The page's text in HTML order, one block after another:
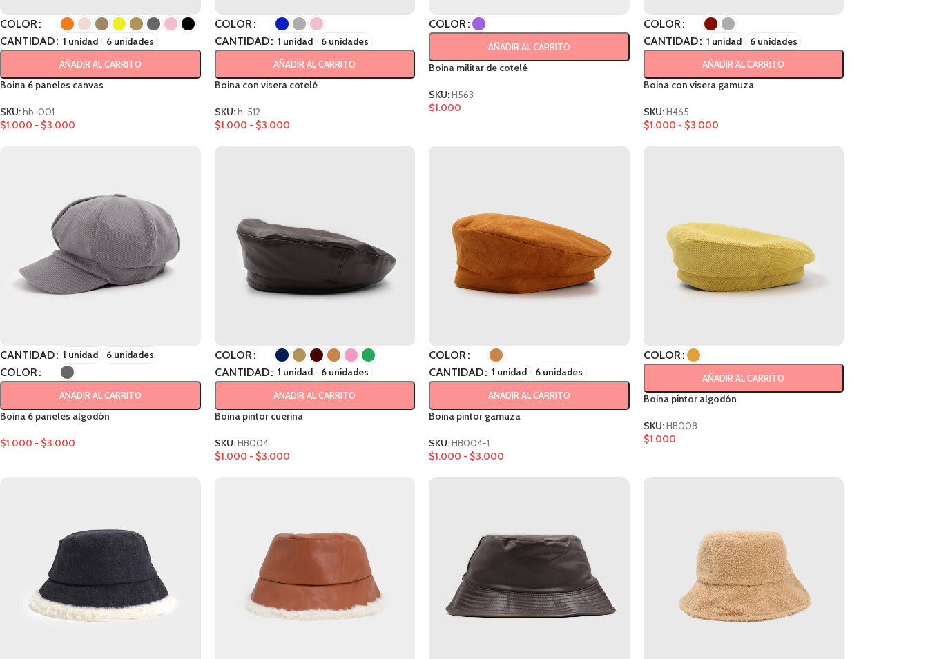
COLOR
CANTIDAD
1 unidad 6 unidades
AÑADIR AL CARRITO
Boina 6 paneles canvas
SKU:hb-001
$1.000 - $3.000
COLOR
CANTIDAD
1 unidad 6 unidades
AÑADIR AL CARRITO
Boina con visera cotelé
SKU:h-512
$1.000 - $3.000
COLOR
AÑADIR AL CARRITO
Boina militar de cotelé
SKU:H563
$1.000
COLOR
CANTIDAD
1 unidad 6 unidades
AÑADIR AL CARRITO
Boina con visera gamuza
SKU:H465
$1.000 - $3.000
CANTIDAD 1 unidad 6 unidades
COLOR
AÑADIR AL CARRITO
Boina 6 paneles algodón
$1.000 - $3.000
COLOR
CANTIDAD
1 unidad 6 unidades
AÑADIR AL CARRITO
Boina pintor cuerina
SKU:HB004
$1.000 - $3.000
COLOR
CANTIDAD
1 unidad 6 unidades
AÑADIR AL CARRITO
Boina pintor gamuza
SKU:HB004-1
$1.000 - $3.000
COLOR
AÑADIR AL CARRITO
Boina pintor algodón
SKU:HB008
$1.000